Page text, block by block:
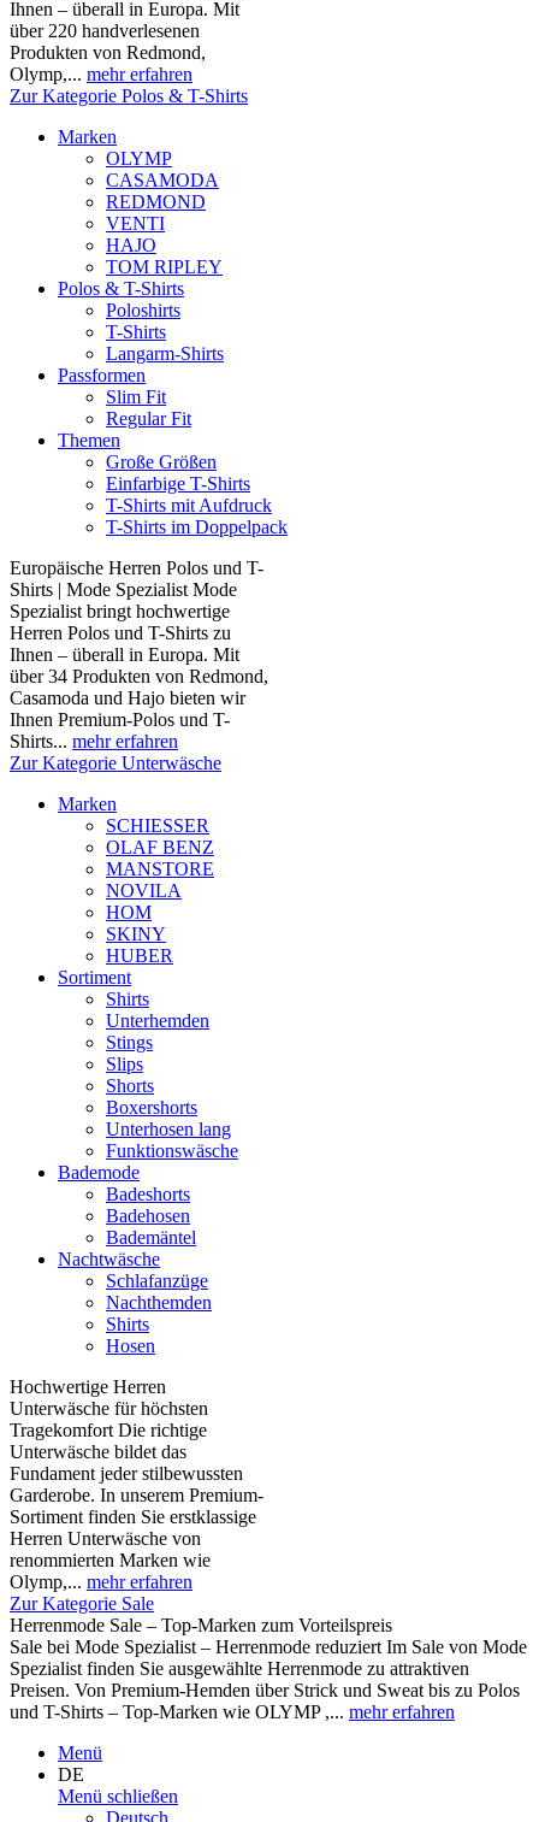
Ihnen – überall in Europa. Mit
über 220 handverlesenen
Produkten von Redmond,
Olymp,... mehr erfahren
Zur Kategorie Polos & T-Shirts
Marken
OLYMP
CASAMODA
REDMOND
VENTI
HAJO
TOM RIPLEY
Polos & T-Shirts
Poloshirts
T-Shirts
Langarm-Shirts
Passformen
Slim Fit
Regular Fit
Themen
Große Größen
Einfarbige T-Shirts
T-Shirts mit Aufdruck
T-Shirts im Doppelpack
Europäische Herren Polos und T-
Shirts | Mode Spezialist Mode
Spezialist bringt hochwertige
Herren Polos und T-Shirts zu
Ihnen – überall in Europa. Mit
über 34 Produkten von Redmond,
Casamoda und Hajo bieten wir
Ihnen Premium-Polos und T-
Shirts... mehr erfahren
Zur Kategorie Unterwäsche
Marken
SCHIESSER
OLAF BENZ
MANSTORE
NOVILA
HOM
SKINY
HUBER
Sortiment
Shirts
Unterhemden
Stings
Slips
Shorts
Boxershorts
Unterhosen lang
Funktionswäsche
Bademode
Badeshorts
Badehosen
Bademäntel
Nachtwäsche
Schlafanzüge
Nachthemden
Shirts
Hosen
Hochwertige Herren
Unterwäsche für höchsten
Tragekomfort Die richtige
Unterwäsche bildet das
Fundament jeder stilbewussten
Garderobe. In unserem Premium-
Sortiment finden Sie erstklassige
Herren Unterwäsche von
renommierten Marken wie
Olymp,... mehr erfahren
Zur Kategorie Sale
Herrenmode Sale – Top-Marken zum Vorteilspreis
Sale bei Mode Spezialist – Herrenmode reduziert Im Sale von Mode
Spezialist finden Sie ausgewählte Herrenmode zu attraktiven
Preisen. Von Premium-Hemden über Strick und Sweat bis zu Polos
und T-Shirts – Top-Marken wie OLYMP ,... mehr erfahren
Menü
DE
Menü schließen
Deutsch